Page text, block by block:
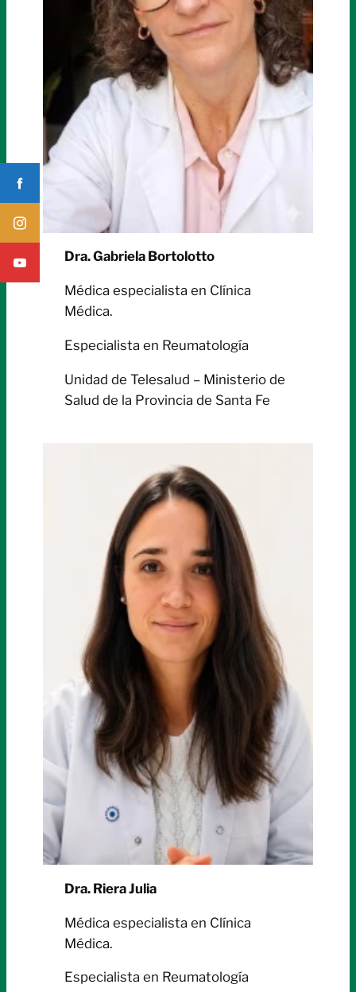
Dra. Gabriela Bortolotto
Médica especialista en Clínica
Médica.
Especialista en Reumatología
Unidad de Telesalud – Ministerio de
Salud de la Provincia de Santa Fe
Dra. Riera Julia
Médica especialista en Clínica
Médica.
Especialista en Reumatología